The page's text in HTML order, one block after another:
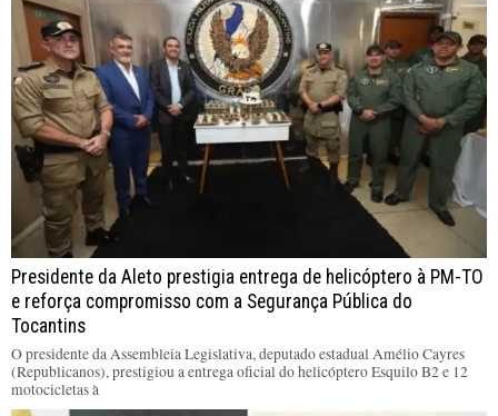
Presidente da Aleto prestigia entrega de helicóptero à PM-TO
e reforça compromisso com a Segurança Pública do
Tocantins
O presidente da Assembleia Legislativa, deputado estadual Amélio Cayres
(Republicanos), prestigiou a entrega oficial do helicóptero Esquilo B2 e 12
motocicletas à